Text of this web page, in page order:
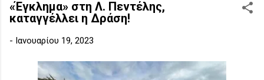
«Έγκλημα» στη Λ. Πεντέλης,
καταγγέλλει η Δράση!
- Ιανουαρίου 19, 2023